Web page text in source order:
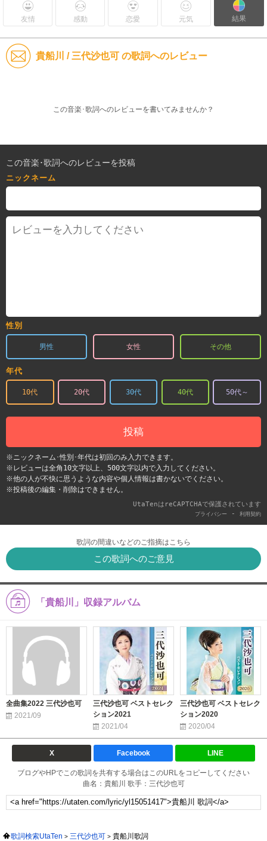
友情 感動 恋愛 元気 結果
貴船川 / 三代沙也可 の歌詞へのレビュー
この音楽･歌詞へのレビューを書いてみませんか？
この音楽･歌詞へのレビューを投稿
ニックネーム
性別
男性 女性 その他
年代
10代 20代 30代 40代 50代～
投稿
※ニックネーム･性別･年代は初回のみ入力できます。
※レビューは全角10文字以上、500文字以内で入力してください。
※他の人が不快に思うような内容や個人情報は書かないでください。
※投稿後の編集・削除はできません。
UtaTenはreCAPTCHAで保護されています
プライバシー - 利用契約
歌詞の間違いなどのご指摘はこちら
この歌詞へのご意見
「貴船川」収録アルバム
全曲集2022 三代沙也可
2021/09
三代沙也可 ベストセレク
ション2021
2021/04
三代沙也可 ベストセレク
ション2020
2020/04
X Facebook LINE
ブログやHPでこの歌詞を共有する場合はこのURLをコピーしてください
曲名：貴船川 歌手：三代沙也可
歌詞検索UtaTen 三代沙也可 貴船川歌詞